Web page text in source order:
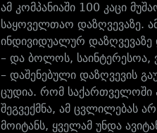
ამ კომპანიაში 100 კაცი
საყოველთაო დაზღვევაზე.
ინდივიდუალურ
– და ბოლოს, საინტერესოა,
– დაშენებული დაზღვევის
ცუდია. რომ საქართველოში
შეგვექმნა, ამ ცვლილებას
მოიტანს, ყველამ უნდა